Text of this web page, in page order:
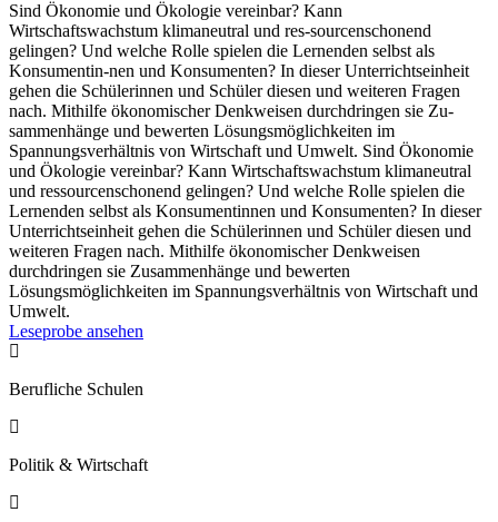
Sind Ökonomie und Ökologie vereinbar? Kann
Wirtschaftswachstum klimaneutral und res-sourcenschonend
gelingen? Und welche Rolle spielen die Lernenden selbst als
Konsumentin-nen und Konsumenten? In dieser Unterrichtseinheit
gehen die Schülerinnen und Schüler diesen und weiteren Fragen
nach. Mithilfe ökonomischer Denkweisen durchdringen sie Zu-
sammenhänge und bewerten Lösungsmöglichkeiten im
Spannungsverhältnis von Wirtschaft und Umwelt. Sind Ökonomie
und Ökologie vereinbar? Kann Wirtschaftswachstum klimaneutral
und ressourcenschonend gelingen? Und welche Rolle spielen die
Lernenden selbst als Konsumentinnen und Konsumenten? In dieser
Unterrichtseinheit gehen die Schülerinnen und Schüler diesen und
weiteren Fragen nach. Mithilfe ökonomischer Denkweisen
durchdringen sie Zusammenhänge und bewerten
Lösungsmöglichkeiten im Spannungsverhältnis von Wirtschaft und
Umwelt.
Leseprobe ansehen

Berufliche Schulen

Politik & Wirtschaft
